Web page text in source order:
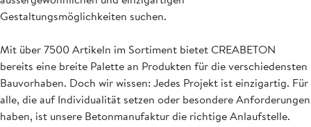
Gestaltungsmöglichkeiten suchen.
Mit über 7500 Artikeln im Sortiment bietet CREABETON
bereits eine breite Palette an Produkten für die verschiedensten
Bauvorhaben. Doch wir wissen: Jedes Projekt ist einzigartig. Für
alle, die auf Individualität setzen oder besondere Anforderungen
haben, ist unsere Betonmanufaktur die richtige Anlaufstelle.